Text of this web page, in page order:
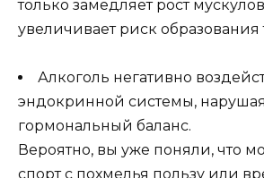
только замедляет рост
увеличивает риск образования
Алкоголь негативно
эндокринной системы, нарушая
гормональный баланс.
Вероятно, вы уже поняли, что
спорт с похмелья пользу или